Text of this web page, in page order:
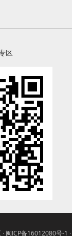
区
· 闽ICP备16012080号-1 ·